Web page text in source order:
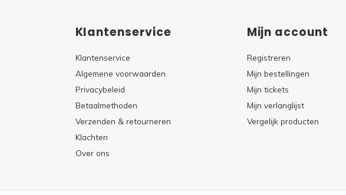
Klantenservice
Klantenservice
Algemene voorwaarden
Privacybeleid
Betaalmethoden
Verzenden & retourneren
Klachten
Over ons
Mijn account
Registreren
Mijn bestellingen
Mijn tickets
Mijn verlanglijst
Vergelijk producten